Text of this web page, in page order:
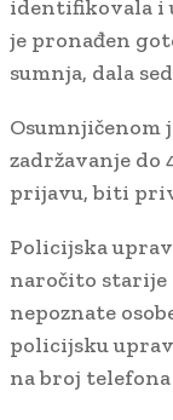
identifikovala i
je pronađen
sumnja, dala
Osumnjičenom
zadržavanje do
prijavu, biti
Policijska
naročito starije
nepoznate
policijsku
na broj telefona